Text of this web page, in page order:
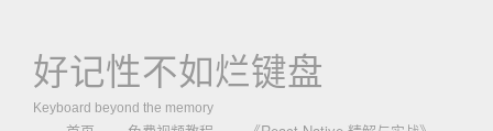
好记性不如烂键盘
Keyboard beyond the memory